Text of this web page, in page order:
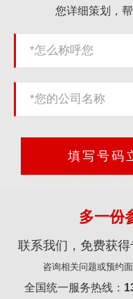
您详细策划，
多一份
联系我们，免费获
咨询相关问题或预约
全国统一服务热线：